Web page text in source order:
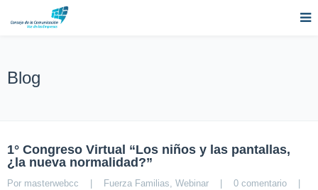
Blog
1° Congreso Virtual “Los niños y las pantallas,
¿la nueva normalidad?”
Por masterwebcc Fuerza Familias, Webinar 0 comentario